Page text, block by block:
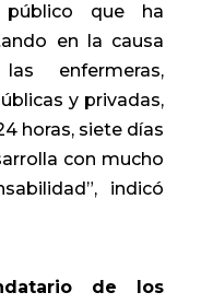
público que ha
en la causa
enfermeras,
y privadas,
horas, siete días
con mucho
indicó
de los